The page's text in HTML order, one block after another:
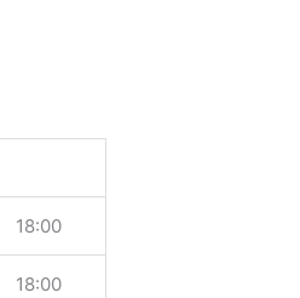
18:00
18:00